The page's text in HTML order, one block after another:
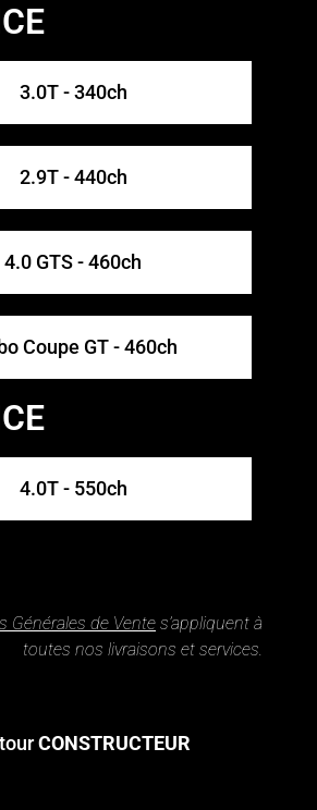
3.0T - 340ch
2.9T - 440ch
4.0 GTS - 460ch
Coupe GT - 460ch
4.0T - 550ch
Générales de Vente s’appliquent à
toutes nos livraisons et services.
CONSTRUCTEUR